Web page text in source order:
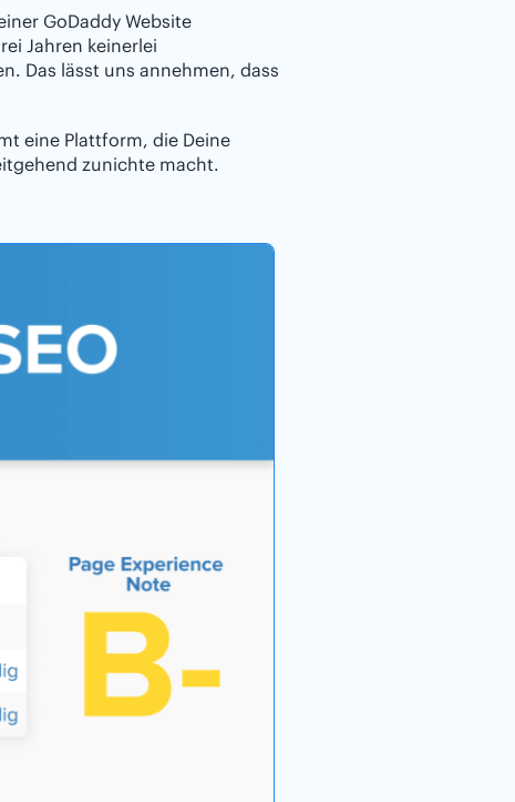
GoDaddy Website
Jahren keinerlei
Das lässt uns annehmen, dass
eine Plattform, die Deine
zunichte macht.